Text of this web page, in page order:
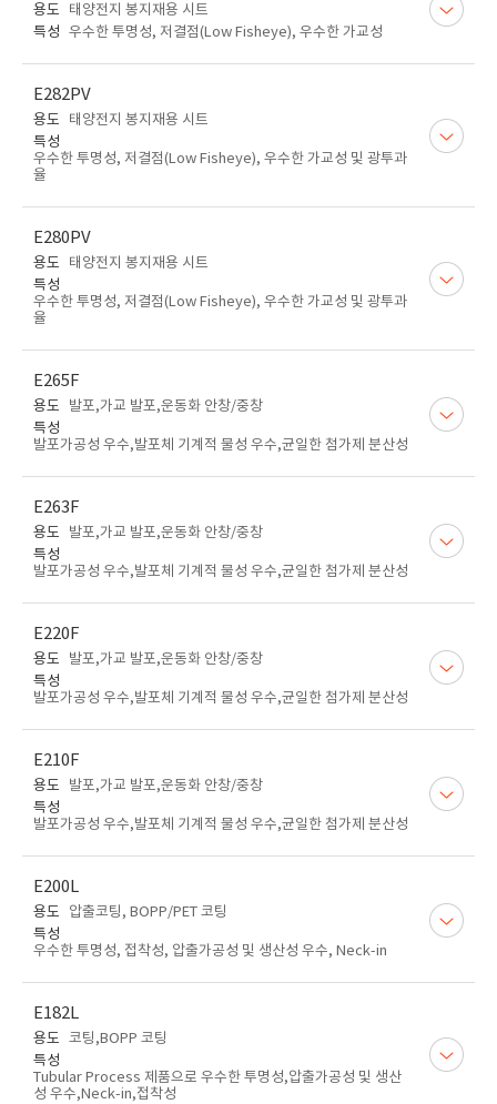
용도
태양전지 봉지재용 시트
특성 우수한 투명성, 저결점(Low Fisheye), 우수한 가교성
E282PV
용도
태양전지 봉지재용 시트
특성
우수한 투명성, 저결점(Low Fisheye), 우수한 가교성 및 광투과
율
E280PV
용도
태양전지 봉지재용 시트
특성
우수한 투명성, 저결점(Low Fisheye), 우수한 가교성 및 광투과
율
E265F
용도
발포,가교 발포,운동화 안창/중창
특성
발포가공성 우수,발포체 기계적 물성 우수,균일한 첨가제 분산성
E263F
용도
발포,가교 발포,운동화 안창/중창
특성
발포가공성 우수,발포체 기계적 물성 우수,균일한 첨가제 분산성
E220F
용도
발포,가교 발포,운동화 안창/중창
특성
발포가공성 우수,발포체 기계적 물성 우수,균일한 첨가제 분산성
E210F
용도
발포,가교 발포,운동화 안창/중창
특성
발포가공성 우수,발포체 기계적 물성 우수,균일한 첨가제 분산성
E200L
용도
압출코팅, BOPP/PET 코팅
특성
우수한 투명성, 접착성, 압출가공성 및 생산성 우수, Neck-in
E182L
용도 코팅,BOPP 코팅
특성
Tubular Process 제품으로 우수한 투명성,압출가공성 및 생산
성 우수,Neck-in,접착성